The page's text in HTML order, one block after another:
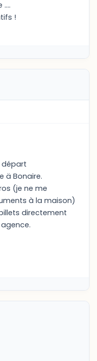
!
départ
ä Bonaire.
(je ne me
à la maison)
directement